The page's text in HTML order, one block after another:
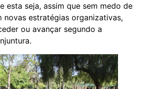
esta seja, assim que sem medo de
novas estratégias organizativas,
ou avançar segundo a